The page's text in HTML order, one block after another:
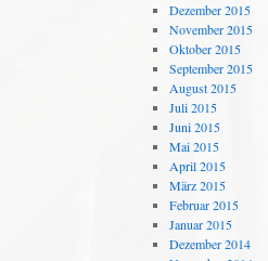
Dezember 2015
November 2015
Oktober 2015
September 2015
August 2015
Juli 2015
Juni 2015
Mai 2015
April 2015
März 2015
Februar 2015
Januar 2015
Dezember 2014